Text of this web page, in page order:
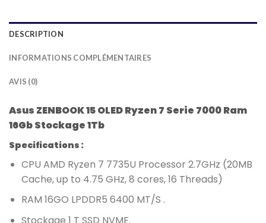
DESCRIPTION
INFORMATIONS COMPLÉMENTAIRES
AVIS (0)
Asus ZENBOOK 15 OLED Ryzen 7 Serie 7000 Ram
16Gb Stockage 1Tb
Specifications :
CPU AMD Ryzen 7 7735U Processor 2.7GHz (20MB
Cache, up to 4.75 GHz, 8 cores, 16 Threads)
RAM 16GO LPDDR5 6400 MT/S .
Stockage 1 T SSD NVME.